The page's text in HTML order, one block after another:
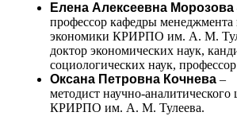
Елена Алексеевна Морозова
профессор кафедры менеджмента
экономики КРИРПО им. А. М.
доктор экономических наук,
социологических наук,
Оксана Петровна Кочнева –
методист научно-аналитического
КРИРПО им. А. М. Тулеева.